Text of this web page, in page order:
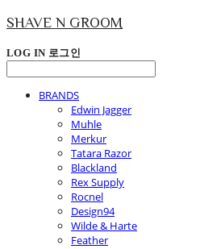
SHAVE N GROOM
LOG IN 로그인
BRANDS
Edwin Jagger
Muhle
Merkur
Tatara Razor
Blackland
Rex Supply
Rocnel
Design94
Wilde & Harte
Feather